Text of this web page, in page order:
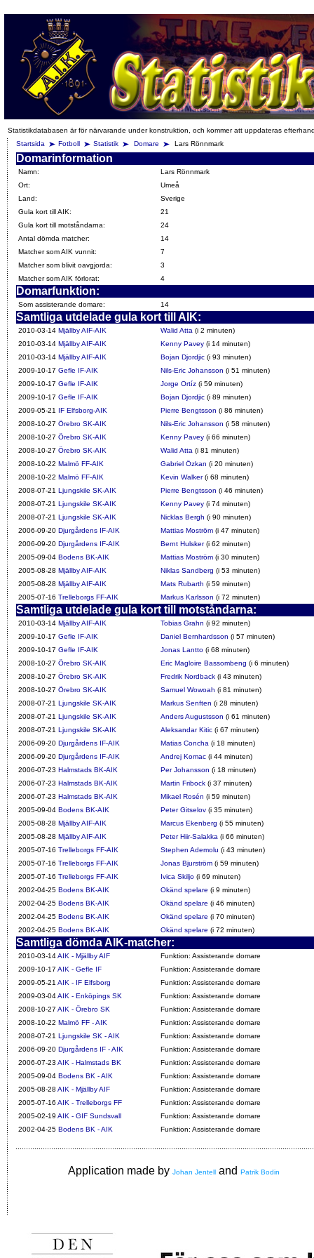
Statistikdatabasen är för närvarande under konstruktion, och kommer att uppdateras
Startsida
Fotboll Statistik Domare Lars Rönnmark
Domarinformation
Namn:
Lars Rönnmark
Ort:
Umeå
Land:
Sverige
Gula kort till AIK:
21
Gula kort till motståndarna:
24
Antal dömda matcher:
14
Matcher som AIK vunnit:
7
Matcher som blivit oavgjorda:
3
Matcher som AIK förlorat:
4
Domarfunktion:
Som assisterande domare: 14
Samtliga utdelade gula kort till AIK:
2010-03-14 Mjällby AIF-AIK Walid Atta (i 2 minuten)
2010-03-14 Mjällby AIF-AIK Kenny Pavey (i 14 minuten)
2010-03-14 Mjällby AIF-AIK Bojan Djordjic (i 93 minuten)
2009-10-17 Gefle IF-AIK Nils-Eric Johansson (i 51 minuten)
2009-10-17 Gefle IF-AIK Jorge Ortíz (i 59 minuten)
2009-10-17 Gefle IF-AIK Bojan Djordjic (i 89 minuten)
2009-05-21 IF Elfsborg-AIK Pierre Bengtsson (i 86 minuten)
2008-10-27 Örebro SK-AIK Nils-Eric Johansson (i 58 minuten)
2008-10-27 Örebro SK-AIK Kenny Pavey (i 66 minuten)
2008-10-27 Örebro SK-AIK Walid Atta (i 81 minuten)
2008-10-22 Malmö FF-AIK Gabriel Özkan (i 20 minuten)
2008-10-22 Malmö FF-AIK Kevin Walker(i 68 minuten)
2008-07-21 Ljungskile SK-AIK Pierre Bengtsson (i 46 minuten)
2008-07-21 Ljungskile SK-AIK Kenny Pavey (i 74 minuten)
2008-07-21 Ljungskile SK-AIK Nicklas Bergh (i 90 minuten)
2006-09-20 Djurgårdens IF-AIK Mattias Moström (i 47 minuten)
2006-09-20 Djurgårdens IF-AIK Bernt Hulsker(i 62 minuten)
2005-09-04 Bodens BK-AIK Mattias Moström (i 30 minuten)
2005-08-28 Mjällby AIF-AIK Niklas Sandberg (i 53 minuten)
2005-08-28 Mjällby AIF-AIK Mats Rubarth (i 59 minuten)
2005-07-16 Trelleborgs FF-AIK Markus Karlsson (i 72 minuten)
Samtliga utdelade gula kort till motståndarna:
2010-03-14 Mjällby AIF-AIK Tobias Grahn (i 92 minuten)
2009-10-17 Gefle IF-AIK Daniel Bernhardsson (i 57 minuten)
2009-10-17 Gefle IF-AIK Jonas Lantto (i 68 minuten)
2008-10-27 Örebro SK-AIK Eric Magloire Bassombeng (i 6 minuten)
2008-10-27 Örebro SK-AIK Fredrik Nordback (i 43 minuten)
2008-10-27 Örebro SK-AIK Samuel Wowoah (i 81 minuten)
2008-07-21 Ljungskile SK-AIK Markus Senften (i 28 minuten)
2008-07-21 Ljungskile SK-AIK Anders Augustsson (i 61 minuten)
2008-07-21 Ljungskile SK-AIK Aleksandar Kitic (i 67 minuten)
2006-09-20 Djurgårdens IF-AIK Matias Concha (i 18 minuten)
2006-09-20 Djurgårdens IF-AIK Andrej Komac (i 44 minuten)
2006-07-23 Halmstads BK-AIK Per Johansson (i 18 minuten)
2006-07-23 Halmstads BK-AIK Martin Fribock (i 37 minuten)
2006-07-23 Halmstads BK-AIK Mikael Rosén (i 59 minuten)
2005-09-04 Bodens BK-AIK Peter Gitselov (i 35 minuten)
2005-08-28 Mjällby AIF-AIK Marcus Ekenberg (i 55 minuten)
2005-08-28 Mjällby AIF-AIK Peter Hiir-Salakka (i 66 minuten)
2005-07-16 Trelleborgs FF-AIK Stephen Ademolu (i 43 minuten)
2005-07-16 Trelleborgs FF-AIK Jonas Bjurström (i 59 minuten)
2005-07-16 Trelleborgs FF-AIK Ivica Skiljo (i 69 minuten)
2002-04-25 Bodens BK-AIK Okänd spelare (i 9 minuten)
2002-04-25 Bodens BK-AIK Okänd spelare (i 46 minuten)
2002-04-25 Bodens BK-AIK Okänd spelare (i 70 minuten)
2002-04-25 Bodens BK-AIK Okänd spelare (i 72 minuten)
Samtliga dömda AIK-matcher:
2010-03-14AIK - Mjällby AIF
Funktion: Assisterande domare
2009-10-17 AIK - Gefle IF
Funktion: Assisterande domare
2009-05-21 AIK - IF Elfsborg
Funktion: Assisterande domare
2009-03-04AIK - Enköpings SK
Funktion: Assisterande domare
2008-10-27 AIK - Örebro SK
Funktion: Assisterande domare
2008-10-22 Malmö FF - AIK
Funktion: Assisterande domare
2008-07-21 Ljungskile SK - AIK
Funktion: Assisterande domare
2006-09-20 Djurgårdens IF - AIK
Funktion: Assisterande domare
2006-07-23 AIK - Halmstads BK
Funktion: Assisterande domare
2005-09-04 Bodens BK - AIK
Funktion: Assisterande domare
2005-08-28 AIK - Mjällby AIF
Funktion: Assisterande domare
2005-07-16 AIK - Trelleborgs FF
Funktion: Assisterande domare
2005-02-19 AIK - GIF Sundsvall
Funktion: Assisterande domare
2002-04-25 Bodens BK - AIK Funktion: Assisterande domare
Application made by Johan Jentell and Patrik Bodin